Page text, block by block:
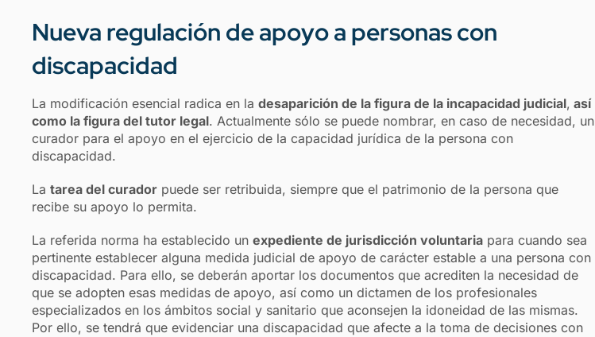
Nueva regulación de apoyo a personas con
discapacidad
La modificación esencial radica en la desaparición de la figura de la incapacidad judicial, así
como la figura del tutor legal. Actualmente sólo se puede nombrar, en caso de necesidad, un
curador para el apoyo en el ejercicio de la capacidad jurídica de la persona con
discapacidad.
La tarea del curador puede ser retribuida, siempre que el patrimonio de la persona que
recibe su apoyo lo permita.
La referida norma ha establecido un expediente de jurisdicción voluntaria para cuando sea
pertinente establecer alguna medida judicial de apoyo de carácter estable a una persona con
discapacidad. Para ello, se deberán aportar los documentos que acrediten la necesidad de
que se adopten esas medidas de apoyo, así como un dictamen de los profesionales
especializados en los ámbitos social y sanitario que aconsejen la idoneidad de las mismas.
Por ello, se tendrá que evidenciar una discapacidad que afecte a la toma de decisiones con